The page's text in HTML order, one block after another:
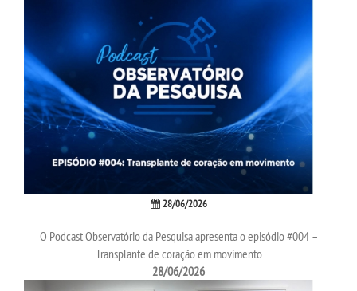
28/06/2026
O Podcast Observatório da Pesquisa apresenta o episódio #004 –
Transplante de coração em movimento
28/06/2026